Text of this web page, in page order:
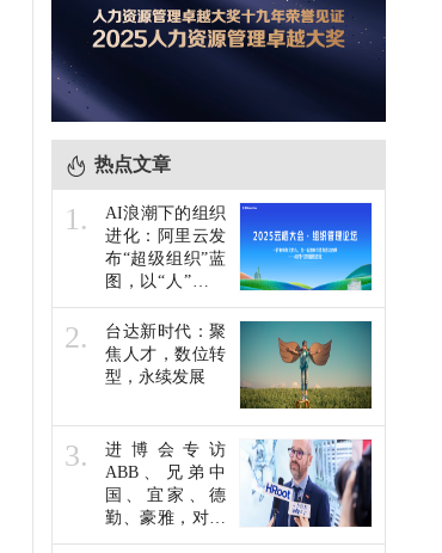
热点文章
1.
AI浪潮下的组织
进化：阿里云发
布“超级组织”蓝
图，以“人”为本
共赴未来
2.
台达新时代：聚
焦人才，数位转
型，永续发展
3.
进博会专访
ABB、兄弟中
国、宜家、德
勤、豪雅，对于
未来人才发展他